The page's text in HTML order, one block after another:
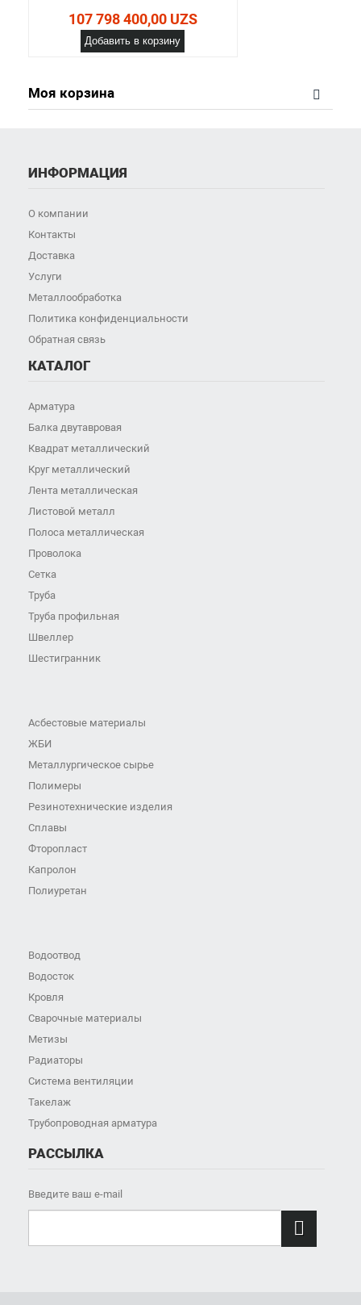
107 798 400,00 UZS
Добавить в корзину
Моя корзина
ИНФОРМАЦИЯ
О компании
Контакты
Доставка
Услуги
Металлообработка
Политика конфиденциальности
Обратная связь
КАТАЛОГ
Арматура
Балка двутавровая
Квадрат металлический
Круг металлический
Лента металлическая
Листовой металл
Полоса металлическая
Проволока
Сетка
Труба
Труба профильная
Швеллер
Шестигранник
Асбестовые материалы
ЖБИ
Металлургическое сырье
Полимеры
Резинотехнические изделия
Сплавы
Фторопласт
Капролон
Полиуретан
Водоотвод
Водосток
Кровля
Сварочные материалы
Метизы
Радиаторы
Система вентиляции
Такелаж
Трубопроводная арматура
РАССЫЛКА
Введите ваш e-mail
